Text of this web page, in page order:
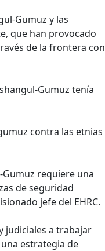
Gumuz y las
que han provocado
de la frontera con
Gumuz tenía
contra las etnias
requiere una
de seguridad
jefe del EHRC.
judiciales a trabajar
estrategia de